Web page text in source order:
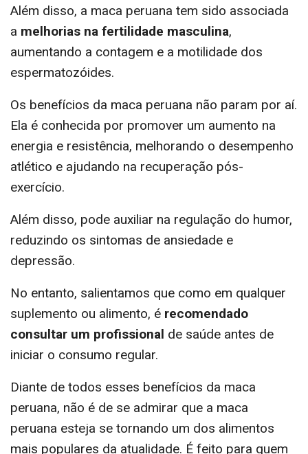
Além disso, a maca peruana tem sido associada
a melhorias na fertilidade masculina,
aumentando a contagem e a motilidade dos
espermatozóides.
Os benefícios da maca peruana não param por aí.
Ela é conhecida por promover um aumento na
energia e resistência, melhorando o desempenho
atlético e ajudando na recuperação pós-
exercício.
Além disso, pode auxiliar na regulação do humor,
reduzindo os sintomas de ansiedade e
depressão.
No entanto, salientamos que como em qualquer
suplemento ou alimento, é recomendado
consultar um profissional de saúde antes de
iniciar o consumo regular.
Diante de todos esses benefícios da maca
peruana, não é de se admirar que a maca
peruana esteja se tornando um dos alimentos
mais populares da atualidade. É feito para quem